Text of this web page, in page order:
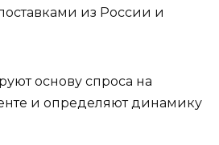
из России и
основу спроса на
и определяют динамику